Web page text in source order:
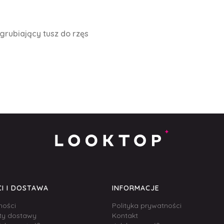
tusz do rzęs
I DOSTAWA
dostawy
INFORMACJE
Polityka prywatności
Kontakt